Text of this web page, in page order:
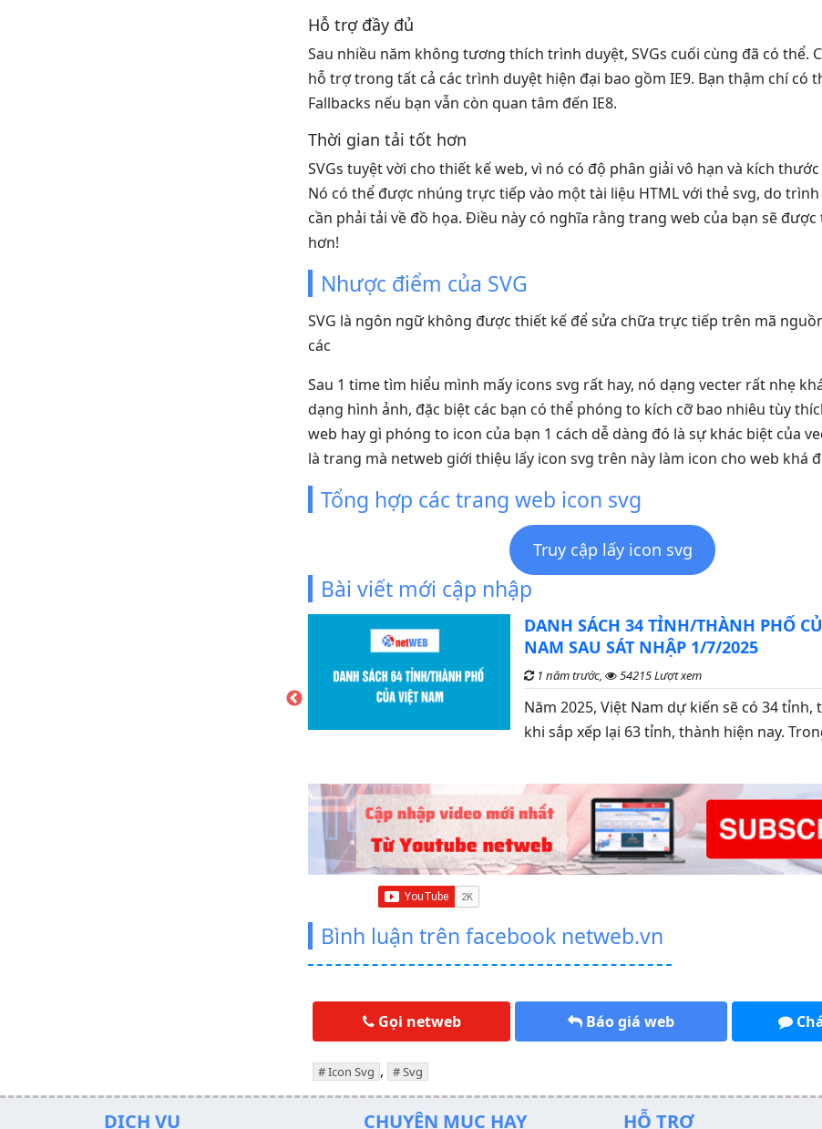
Hỗ trợ đầy đủ
Sau nhiều năm không tương thích trình duyệt, SVGs cuối cùng đã có thể.
hỗ trợ trong tất cả các trình duyệt hiện đại bao gồm IE9. Bạn thậm chí có
Fallbacks nếu bạn vẫn còn quan tâm đến IE8.
Thời gian tải tốt hơn
SVGs tuyệt vời cho thiết kế web, vì nó có độ phân giải vô hạn và kích
Nó có thể được nhúng trực tiếp vào một tài liệu HTML với thẻ svg, do
cần phải tải về đồ họa. Điều này có nghĩa rằng trang web của bạn sẽ được
hơn!
Nhược điểm của SVG
SVG là ngôn ngữ không được thiết kế để sửa chữa trực tiếp trên mã
các
Sau 1 time tìm hiểu mình mấy icons svg rất hay, nó dạng vecter rất nhẹ
dạng hình ảnh, đặc biệt các bạn có thể phóng to kích cỡ bao nhiêu tùy
web hay gì phóng to icon của bạn 1 cách dễ dàng đó là sự khác biệt của
là trang mà netweb giới thiệu lấy icon svg trên này làm icon cho web khá
Tổng hợp các trang web icon svg
Truy cập lấy icon svg
Bài viết mới cập nhập
DANH SÁCH 34 TỈNH/THÀNH PHỐ
NAM SAU SÁT NHẬP 1/7/2025
1 năm trước, 54215 Lượt xem
Năm 2025, Việt Nam dự kiến sẽ có 34 tỉnh,
khi sắp xếp lại 63 tỉnh, thành hiện nay.
Bình luận trên facebook netweb.vn
Gọi netweb Báo giá web
Icon Svg , Svg
DỊCH VỤ CHUYÊN MỤC HAY HỖ TRỢ